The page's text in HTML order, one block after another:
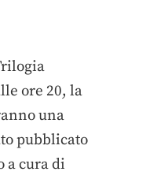
ore 20, la
una
pubblicato
a cura di